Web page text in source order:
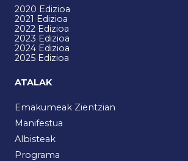
2020 Edizioa
2021 Edizioa
2022 Edizioa
2023 Edizioa
2024 Edizioa
2025 Edizioa
ATALAK
Emakumeak Zientzian
Manifestua
Albisteak
Programa